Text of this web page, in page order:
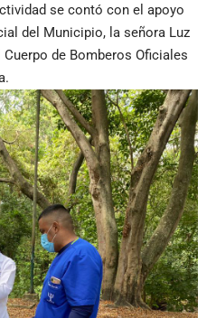
se contó con el apoyo
del Municipio, la señora Luz
de Bomberos Oficiales